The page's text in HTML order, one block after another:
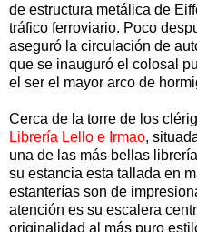
de estructura metálica de
tráfico ferroviario. Poco
aseguró la circulación de
que se inauguró el colosal
el ser el mayor arco de
Cerca de la torre de los
Librería Lello e Irmao,
una de las más bellas
su estancia esta tallada en
estanterías son de
atención es su escalera
originalidad al más puro